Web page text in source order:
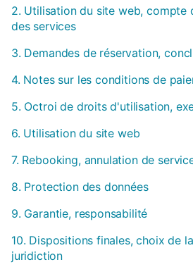
2. Utilisation du site web, compte
des services
3. Demandes de réservation,
4. Notes sur les conditions de
5. Octroi de droits d'utilisation,
6. Utilisation du site web
7. Rebooking, annulation de
8. Protection des données
9. Garantie, responsabilité
10. Dispositions finales, choix de
juridiction